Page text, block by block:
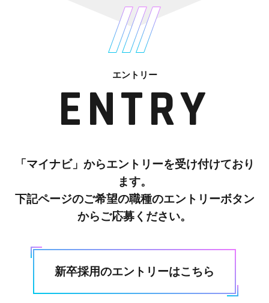
エントリー
ENTRY
「マイナビ」からエントリーを受け付けており
ます。
下記ページのご希望の職種のエントリーボタン
からご応募ください。
新卒採用のエントリーはこちら